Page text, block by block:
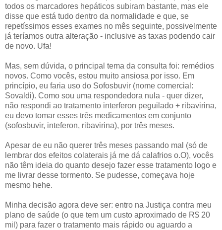
todos os marcadores hepáticos subiram bastante, mas ele
disse que está tudo dentro da normalidade e que, se
repetíssimos esses exames no mês seguinte, possivelmente
já teríamos outra alteração - inclusive as taxas podendo cair
de novo. Ufa!
Mas, sem dúvida, o principal tema da consulta foi: remédios
novos. Como vocês, estou muito ansiosa por isso. Em
princípio, eu faria uso do Sofosbuvir (nome comercial:
Sovaldi). Como sou uma respondedora nula - quer dizer,
não respondi ao tratamento interferon peguilado + ribavirina,
eu devo tomar esses três medicamentos em conjunto
(sofosbuvir, inteferon, ribavirina), por três meses.
Apesar de eu não querer três meses passando mal (só de
lembrar dos efeitos colaterais já me dá calafrios o.O), vocês
não têm ideia do quanto desejo fazer esse tratamento logo e
me livrar desse tormento. Se pudesse, começava hoje
mesmo hehe.
Minha decisão agora deve ser: entro na Justiça contra meu
plano de saúde (o que tem um custo aproximado de R$ 20
mil) para fazer o tratamento mais rápido ou aguardo a